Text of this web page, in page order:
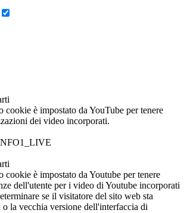
cookie è impostato da YouTube per tenere
dei video incorporati.
cookie è impostato da Youtube per tenere
dell'utente per i video di Youtube incorporati
se il visitatore del sito web sta
la vecchia versione dell'interfaccia di